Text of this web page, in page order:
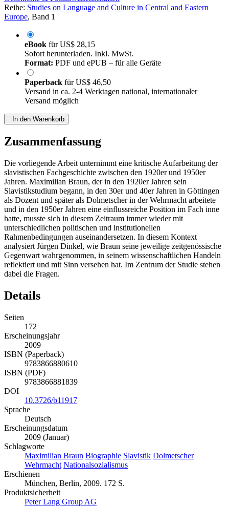
Reihe: Studies on Language and Culture in Central and Eastern
Europe, Band 1
eBook fürUS$ 28,15
Sofort herunterladen. Inkl. MwSt.
Format: PDF und ePUB – für alle Geräte
Paperback fürUS$ 46,50
Versand in ca. 2-4 Werktagen national, internationaler
Versand möglich
In den Warenkorb
Zusammenfassung
Die vorliegende Arbeit unternimmt eine kritische Aufarbeitung der
slavistischen Fachgeschichte zwischen den 1920er und 1950er
Jahren. Maximilian Braun, der in den 1920er Jahren sein
Slavistikstudium begann, in den 30er und 40er Jahren in Göttingen
als Dozent und später als Dolmetscher in der Wehrmacht arbeitete
und in den 1950er Jahren eine einflussreiche Position im Fach inne
hatte, musste sich in diesem Zeitraum immer wieder mit
unterschiedlichen politischen und institutionellen
Rahmenbedingungen auseinandersetzen. In diesem Kontext
analysiert Jürgen Dinkel, wie Braun seine jeweilige zeitgenössische
Gegenwart wahrgenommen, in seinem wissenschaftlichen Handeln
reflektiert und mit Sinn versehen hat. Im Zentrum der Studie stehen
dabei die Fragen.
Details
Seiten
172
Erscheinungsjahr
2009
ISBN (Paperback)
9783866880610
ISBN (PDF)
9783866881839
DOI
10.3726/b11917
Sprache
Deutsch
Erscheinungsdatum
2009 (Januar)
Schlagworte
Maximilian Braun Biographie Slavistik Dolmetscher
Wehrmacht Nationalsozialismus
Erschienen
München, Berlin, 2009. 172 S.
Produktsicherheit
Peter Lang Group AG